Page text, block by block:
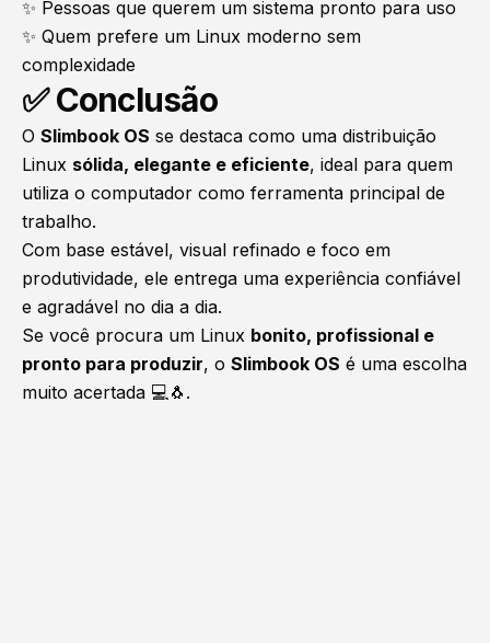
✨ Pessoas que querem um sistema pronto para uso
✨ Quem prefere um Linux moderno sem
complexidade
✅ Conclusão
O Slimbook OS se destaca como uma distribuição
Linux sólida, elegante e eficiente, ideal para quem
utiliza o computador como ferramenta principal de
trabalho.
Com base estável, visual refinado e foco em
produtividade, ele entrega uma experiência confiável
e agradável no dia a dia.
Se você procura um Linux bonito, profissional e
pronto para produzir, o Slimbook OS é uma escolha
muito acertada 💻🐧.